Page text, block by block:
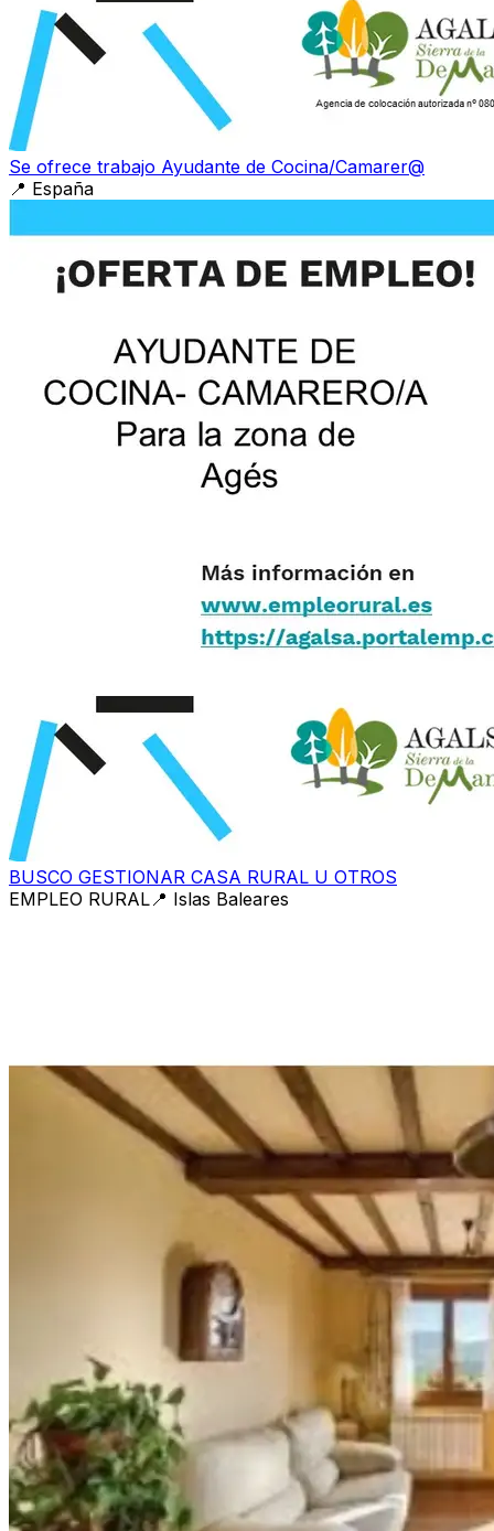
Se ofrece trabajo Ayudante de Cocina/Camarer@
📍 España
BUSCO GESTIONAR CASA RURAL U OTROS
EMPLEO RURAL 📍 Islas Baleares